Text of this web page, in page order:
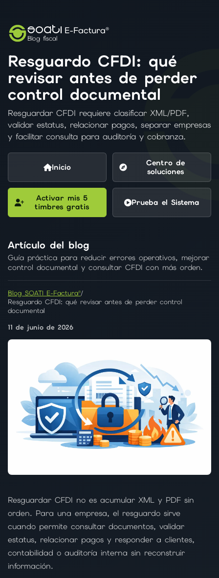
SOATI E-Factura®
Blog fiscal
Resguardo CFDI: qué
revisar antes de perder
control documental
Resguardar CFDI requiere clasificar XML/PDF,
validar estatus, relacionar pagos, separar empresas
y facilitar consulta para auditoría y cobranza.
Inicio
Centro de
soluciones
Activar mis 5
timbres gratis
Prueba el Sistema
Artículo del blog
Guía práctica para reducir errores operativos, mejorar
control documental y consultar CFDI con más orden.
Blog SOATI E-Factura®/
Resguardo CFDI: qué revisar antes de perder control
documental
11 de junio de 2026
Resguardar CFDI no es acumular XML y PDF sin
orden. Para una empresa, el resguardo sirve
cuando permite consultar documentos, validar
estatus, relacionar pagos y responder a clientes,
contabilidad o auditoría interna sin reconstruir
información.